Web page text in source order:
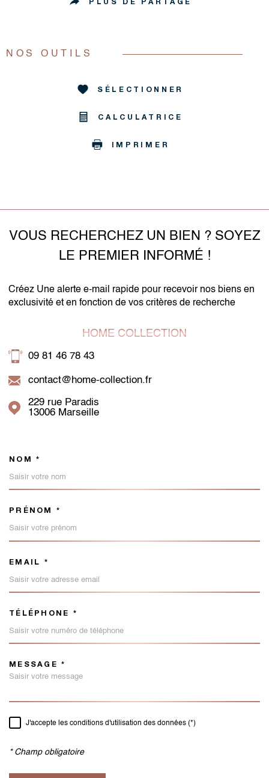
NOS OUTILS
SÉLECTIONNER
CALCULATRICE
IMPRIMER
VOUS RECHERCHEZ UN BIEN ? SOYEZ
LE PREMIER INFORMÉ !
Créez Une alerte e-mail rapide pour recevoir nos biens en
exclusivité et en fonction de vos critères de recherche
HOME COLLECTION
09 81 46 78 43
contact@home-collection.fr
229 rue Paradis
13006
Marseille
NOM *
PRÉNOM *
EMAIL *
TÉLÉPHONE *
TRAD_MELTEM_VOREDEMANDE
MESSAGE *
RÈGLEMENTATION
J'accepte les conditions d'utilisation des données (*)
* Champ obligatoire